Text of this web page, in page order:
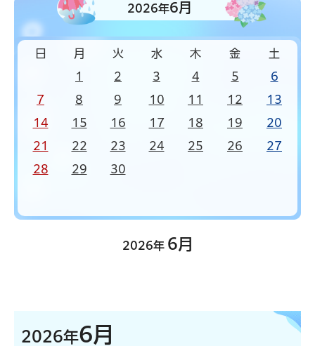
2026年6月
日 月 火 水 木 金 土
1 2 3 4 5 6
7 8 9 10 11 12 13
14 15 16 17 18 19 20
21 22 23 24 25 26 27
28 29 30
2026年 6月
2026年6月